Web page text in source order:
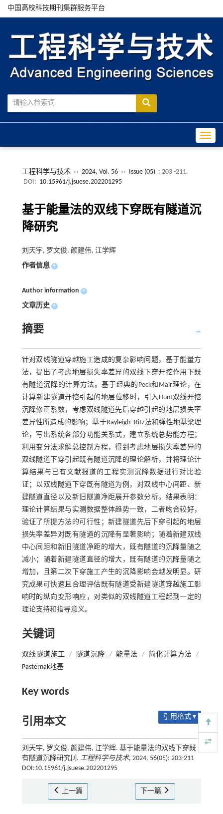
中国高校科技期刊集群服务平台
工程科学与技术 ›› 2024, Vol. 56 ›› Issue (05) : 203 -211.
DOI: 10.15961/j.jsuese.202201295
基于能量法的双线下穿既有隧道沉
降研究
刘天宇, 罗文俊, 颜建伟, 江学辉
作者信息 +
Author information +
文章历史 +
摘要
针对双线隧道穿越施工造成的复杂影响问题，基于能量方
法，提出了考虑地层损失率差异的双线下穿开挖作用下既
有隧道沉降的计算方法。基于经典的Peck和Mair理论，在
计算新建隧道开挖引起的地层位移时，引入Hunt双线开挖
沉降修正系数，考虑双线隧道先后穿越引起的地层损失率
差异性所造成的影响；基于Rayleigh–Ritz法和弹性地基梁理
论，写出系统各部分功能关系式，建立系统总势能方程；
利用变分法求解总控制方程，得到考虑地层损失率差异的
双线隧道下穿引起既有隧道沉降的理论解析，并将理论计
算结果与已有文献报道的工程实测沉降数据进行对比验
证；以双线隧道下穿既有隧道为例，对双线中心间距、新
建隧道直径以及新旧隧道净距展开参数分析。结果表明：
理论计算结果与实测数据整体趋势一致，二者吻合较好，
验证了所提方法的可行性；新建隧道先后下穿引起的地层
损失率差异对既有隧道的沉降有显著影响；随着新建双线
中心间距和新旧隧道净距的增大，既有隧道的沉降量随之
减小；随着新建隧道直径的增大，既有隧道的沉降量随之
增加，且第二次下穿施工产生的沉降影响会越发明显。研
究成果可快速且合理评估既有隧道受新建隧道穿越施工影
响时的纵向变形响应，对类似的双线隧道工程起到一定的
理论支持和指导意义。
关键词
双线隧道施工 / 隧道沉降 / 能量法 / 简化计算方法
/
Pasternak地基
Key words
引用本文 引用格式 ▾
刘天宇, 罗文俊, 颜建伟, 江学辉. 基于能量法的双线下穿既
有隧道沉降研究[J]. 工程科学与技术, 2024, 56(05): 203-211
DOI:10.15961/j.jsuese.202201295
上一篇 下一篇